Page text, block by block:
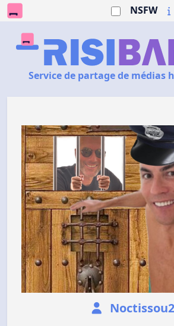
NSFW
Service de partage de médias
Noctissou2